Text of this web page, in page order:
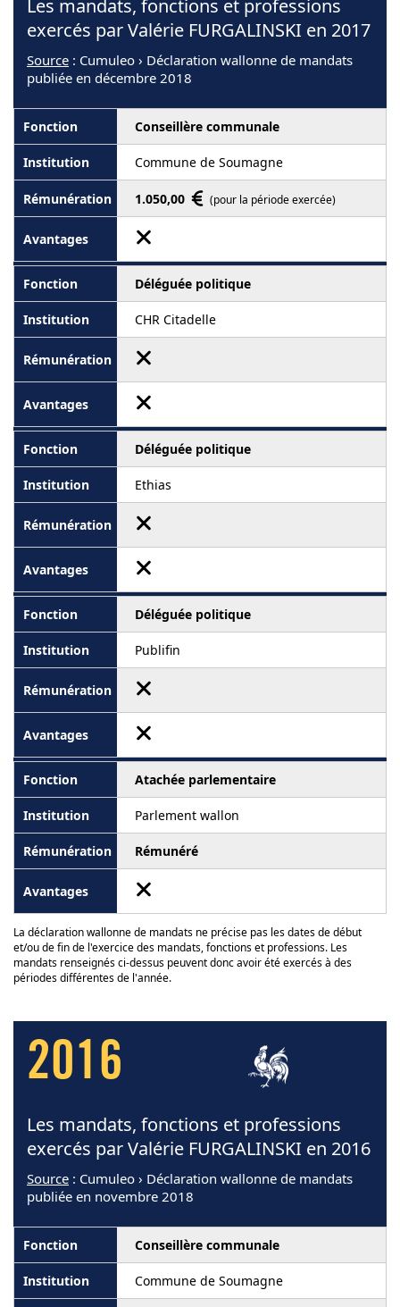
Les mandats, fonctions et professions
exercés par Valérie FURGALINSKI en 2017
Source : Cumuleo › Déclaration wallonne de mandats
publiée en décembre 2018
Conseillère communale
Commune de Soumagne
1.050,00 (pour la période exercée)
Déléguée politique
CHR Citadelle
Déléguée politique
Ethias
Déléguée politique
Publifin
Atachée parlementaire
Parlement wallon
Rémunéré
La déclaration wallonne de mandats ne précise pas les dates de début
et/ou de fin de l'exercice des mandats, fonctions et professions. Les
mandats renseignés ci-dessus peuvent donc avoir été exercés à des
périodes différentes de l'année.
2016
Les mandats, fonctions et professions
exercés par Valérie FURGALINSKI en 2016
Source : Cumuleo › Déclaration wallonne de mandats
publiée en novembre 2018
Conseillère communale
Commune de Soumagne